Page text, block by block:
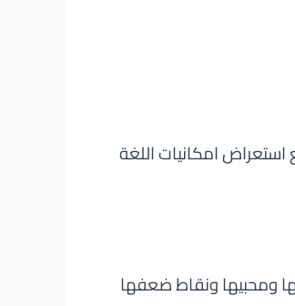
امكانيات اللغة
ومحبيها ونقاط ضعفها